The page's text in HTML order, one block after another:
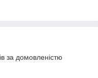
за домовленістю